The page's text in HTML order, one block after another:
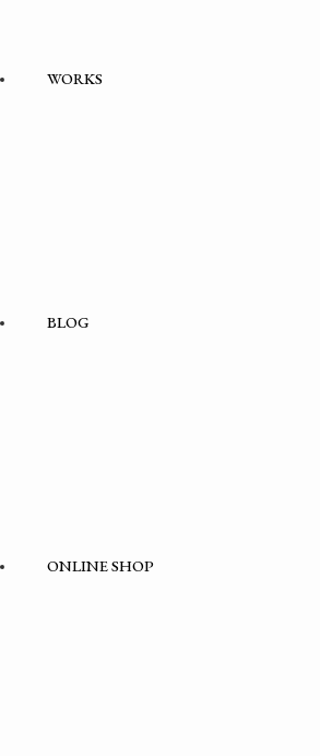
WORKS
BLOG
ONLINE SHOP